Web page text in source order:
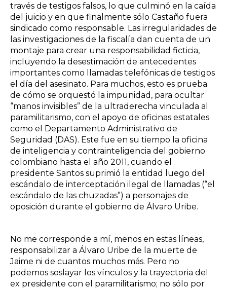
través de testigos falsos, lo que culminó en la caída
del juicio y en que finalmente sólo Castaño fuera
sindicado como responsable. Las irregularidades de
las investigaciones de la fiscalía dan cuenta de un
montaje para crear una responsabilidad ficticia,
incluyendo la desestimación de antecedentes
importantes como llamadas telefónicas de testigos
el día del asesinato. Para muchos, esto es prueba
de cómo se orquestó la impunidad, para ocultar
“manos invisibles” de la ultraderecha vinculada al
paramilitarismo, con el apoyo de oficinas estatales
como el Departamento Administrativo de
Seguridad (DAS). Este fue en su tiempo la oficina
de inteligencia y contrainteligencia del gobierno
colombiano hasta el año 2011, cuando el
presidente Santos suprimió la entidad luego del
escándalo de interceptación ilegal de llamadas (“el
escándalo de las chuzadas”) a personajes de
oposición durante el gobierno de Álvaro Uribe.
No me corresponde a mí, menos en estas líneas,
responsabilizar a Álvaro Uribe de la muerte de
Jaime ni de cuantos muchos más. Pero no
podemos soslayar los vínculos y la trayectoria del
ex presidente con el paramilitarismo; no sólo por